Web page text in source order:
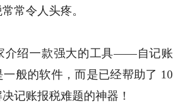
常令人头疼。
介绍一款强大的工具——自记账
般的软件，而是已经帮助了 10
记账报税难题的神器！